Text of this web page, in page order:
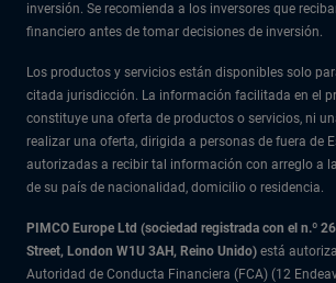
inversión. Se recomienda a los inversores que
financiero antes de tomar decisiones de inversión.
Los productos y servicios están disponibles solo
citada jurisdicción. La información facilitada en el
constituye una oferta de productos o servicios, ni
realizar una oferta, dirigida a personas de fuera de
autorizadas a recibir tal información con arreglo a
de su país de nacionalidad, domicilio o residencia.
PIMCO Europe Ltd (sociedad registrada con el n.º
Street, London W1U 3AH, Reino Unido) está
Autoridad de Conducta Financiera (FCA) (12